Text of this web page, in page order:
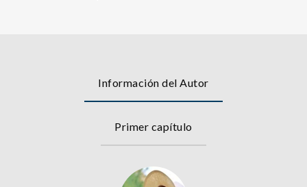
Información del Autor
Primer capítulo